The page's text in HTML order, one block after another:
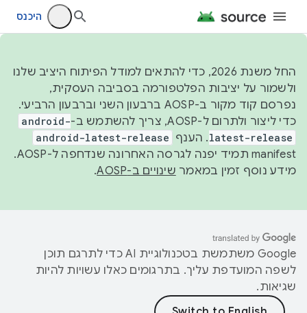
היכנס
החל משנת 2026, כדי להתאים למודל הפיתוח היציב שלנו
ולשמור על יציבות הפלטפורמה בסביבה העסקית,
נפרסם קוד מקור ב-AOSP ברבעון השני וברבעון הרביעי.
כדי ליצור ולתרום ל-AOSP, צריך להשתמש ב-
android-
latest-release. הענף android-latest-release
manifest תמיד יפנה לגרסה האחרונה שנדחפה ל-AOSP.
מידע נוסף זמין במאמר שינויים ב-AOSP .
‫Google משתמשת בטכנולוגיית AI כדי לתרגם תוכן
לשפה המועדפת עליך. בתרגומים כאלו עשויות להיות
שגיאות.